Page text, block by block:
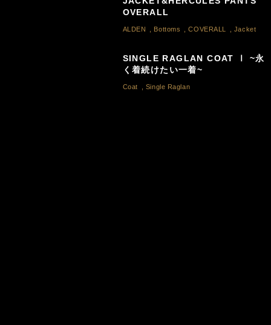
OVERALL
ALDEN Bottoms ,COVERALL Jacket
SINGLE RAGLAN COAT Ⅰ ~永
く着続けたい一着~
Coat Single Raglan